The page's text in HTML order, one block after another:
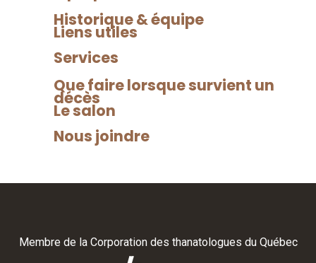
Historique & équipe
Liens utiles
Services
Que faire lorsque survient un
décès
Le salon
Nous joindre
Téléphone : 418 296-4741
Télécopieur : 418 296-
Écrivez-
nous
info@maisonserena.ca
Membre de la Corporation des thanatologues du Québec